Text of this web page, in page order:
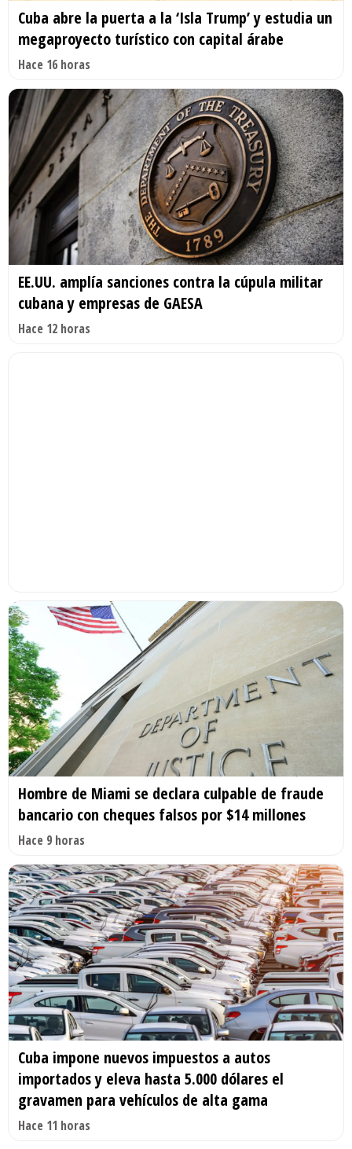
Cuba abre la puerta a la ‘Isla Trump’ y estudia un
megaproyecto turístico con capital árabe
Hace 16 horas
EE.UU. amplía sanciones contra la cúpula militar
cubana y empresas de GAESA
Hace 12 horas
Hombre de Miami se declara culpable de fraude
bancario con cheques falsos por $14 millones
Hace 9 horas
Cuba impone nuevos impuestos a autos
importados y eleva hasta 5.000 dólares el
gravamen para vehículos de alta gama
Hace 11 horas